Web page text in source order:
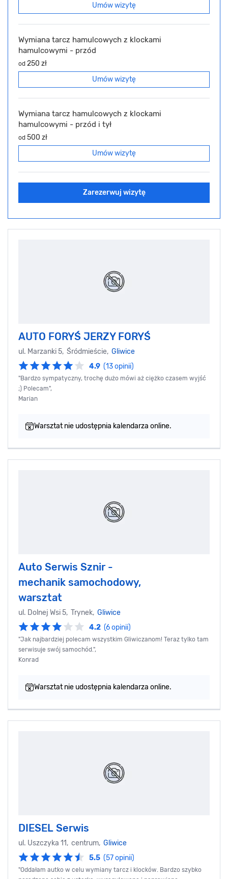
Umów wizytę
Wymiana tarcz hamulcowych z klockami
hamulcowymi - przód
od 250 zł
Umów wizytę
Wymiana tarcz hamulcowych z klockami
hamulcowymi - przód i tył
od 500 zł
Umów wizytę
Zarezerwuj wizytę
AUTO FORYŚ JERZY FORYŚ
ul. Marzanki 5, Śródmieście, Gliwice
4.9 (13 opinii)
"Bardzo sympatyczny, trochę dużo mówi aż ciężko czasem wyjść
;) Polecam",
Marian
Warsztat nie udostępnia kalendarza online.
Auto Serwis Sznir -
mechanik samochodowy,
warsztat
ul. Dolnej Wsi 5, Trynek, Gliwice
4.2 (6 opinii)
"Jak najbardziej polecam wszystkim Gliwiczanom! Teraz tylko tam
serwisuje swój samochód.",
Konrad
Warsztat nie udostępnia kalendarza online.
DIESEL Serwis
ul. Uszczyka 11, centrum, Gliwice
5.5 (57 opinii)
"Oddałam autko w celu wymiany tarcz i klocków. Bardzo szybko